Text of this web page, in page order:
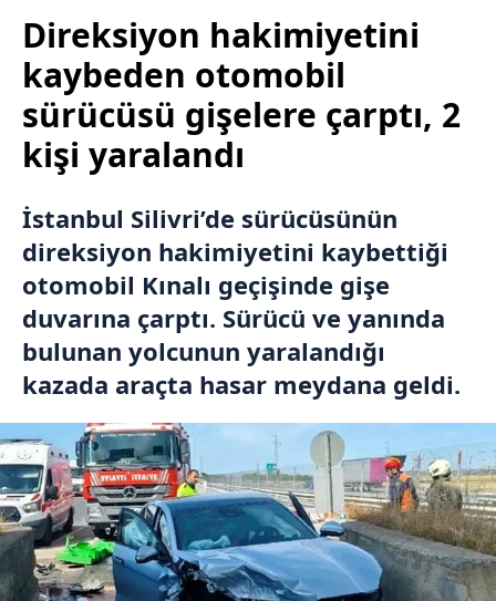
Direksiyon hakimiyetini
kaybeden otomobil
sürücüsü gişelere çarptı, 2
kişi yaralandı
İstanbul Silivri’de sürücüsünün
direksiyon hakimiyetini kaybettiği
otomobil Kınalı geçişinde gişe
duvarına çarptı. Sürücü ve yanında
bulunan yolcunun yaralandığı
kazada araçta hasar meydana geldi.